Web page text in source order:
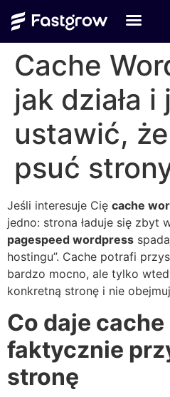
Cache
jak działa i
ustawić,
psuć
Jeśli interesuje Cię cache
jedno: strona ładuje się zbyt
pagespeed wordpress
hostingu”. Cache potrafi
bardzo mocno, ale tylko
konkretną stronę i nie
Co daje
faktycznie
stronę